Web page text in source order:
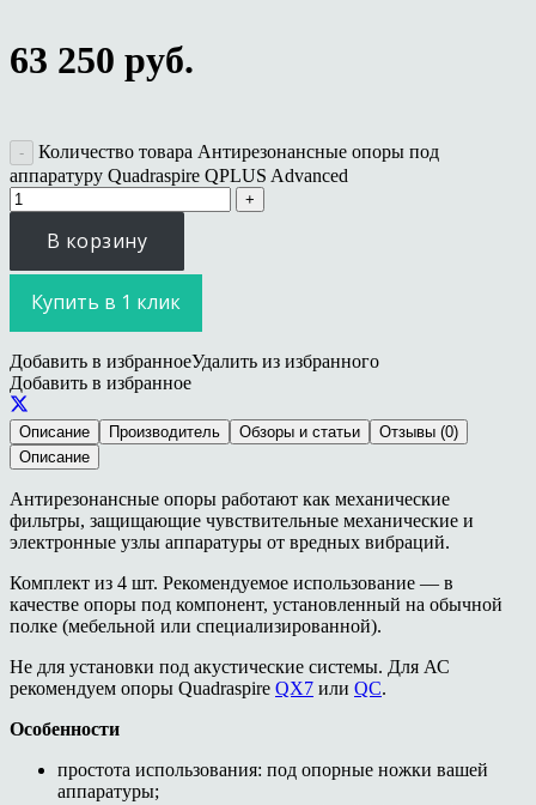
63 250 руб.
Количество товара Антирезонансные опоры под
аппаратуру Quadraspire QPLUS Advanced
В корзину
Купить в 1 клик
Добавить в избранноеУдалить из избранного
Добавить в избранное
Описание Производитель Обзоры и статьи
Отзывы (0)
Описание
Антирезонансные опоры работают как механические
фильтры, защищающие чувствительные механические и
электронные узлы аппаратуры от вредных вибраций.
Комплект из 4 шт. Рекомендуемое использование — в
качестве опоры под компонент, установленный на обычной
полке (мебельной или специализированной).
Не для установки под акустические системы. Для АС
рекомендуем опоры Quadraspire QX7 или QC.
Особенности
простота использования: под опорные ножки вашей
аппаратуры;